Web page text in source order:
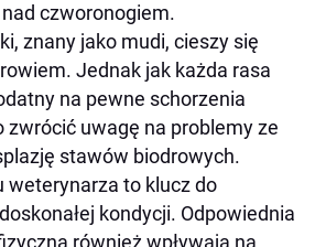
czworonogiem.
znany jako mudi, cieszy się
Jednak jak każda rasa
na pewne schorzenia
zwrócić uwagę na problemy ze
stawów biodrowych.
weterynarza to klucz do
kondycji. Odpowiednia
również wpływają na